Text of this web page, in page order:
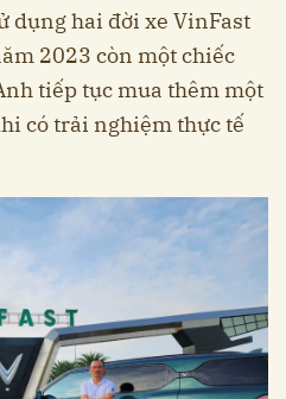
dụng hai đời xe VinFast
2023 còn một chiếc
tiếp tục mua thêm một
có trải nghiệm thực tế